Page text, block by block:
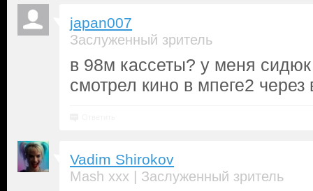
japan007
Заслуженный зритель
в 98м кассеты? у меня
смотрел кино в мпеге2
Vadim Shirokov
Mash xxx | Заслуженный зритель